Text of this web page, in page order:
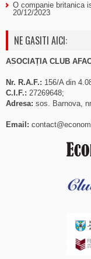
O companie britanica
20/12/2023
NE GASITI AICI:
ASOCIAȚIA CLUB
Nr. R.A.F.: 156/A din
C.I.F.: 27269648;
Adresa: sos. Barnova,
Email: